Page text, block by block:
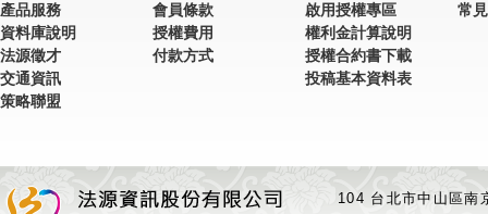
產品服務
資料庫說明
法源徵才
交通資訊
策略聯盟
會員條款
授權費用
付款方式
啟用授權專區
權利金計算說明
授權合約書下載
投稿基本資料表
常
104 台北市中山區